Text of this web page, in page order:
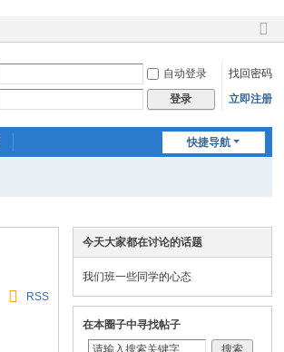
切
到
窄
自动登录
找回密码
登录 立即注册
快捷导航
RSS
今天大家都在讨论的话题
我们班一些同学的心态
在本圈子中寻找帖子
搜索